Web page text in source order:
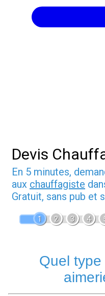
Devis
En 5 minutes,
aux chauffagiste
Gratuit, sans pub et
1 2 3 4
Quel